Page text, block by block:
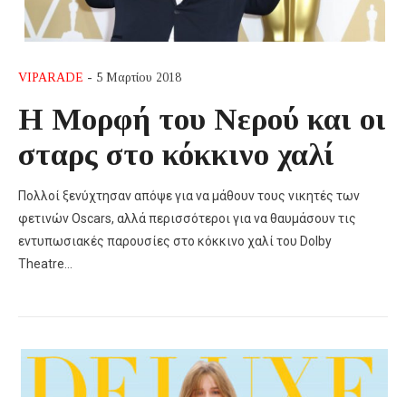
VIPARADE - 5 Μαρτίου 2018
Η Μορφή του Νερού και οι
σταρς στο κόκκινο χαλί
Πολλοί ξενύχτησαν απόψε για να μάθουν τους νικητές των
φετινών Oscars, αλλά περισσότεροι για να θαυμάσουν τις
εντυπωσιακές παρουσίες στο κόκκινο χαλί του Dolby
Theatre…